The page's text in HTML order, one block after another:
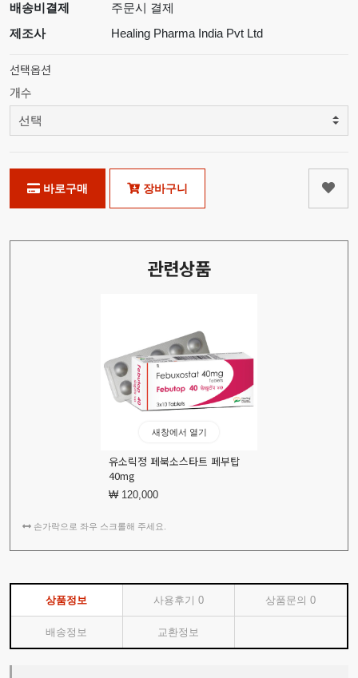
배송비결제
주문시 결제
제조사
Healing Pharma India Pvt Ltd
선택옵션
개수
바로구매 장바구니
관련상품
새창에서 열기
유소릭정 페북소스타트 페부탑
40mg
₩ 120,000
손가락으로 좌우 스크롤해 주세요.
상품정보 사용후기 0 상품문의0
배송정보 교환정보